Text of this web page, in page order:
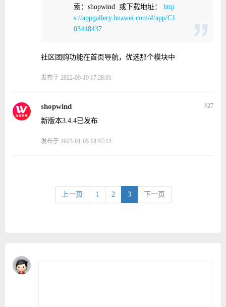
索：shopwind 或下载地址： http
s://appgallery.huawei.com/#/app/C1
03448437
社区团购功能在首页导航，优选那个模块中
发布于 2022-09-19 17:28:01
#27
shopwind
新版本3.4.4已发布
发布于 2023-01-05 18:57:12
上一页 1 2 3 下一页